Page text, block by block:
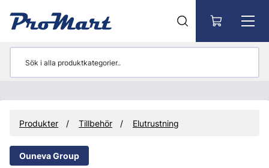
Produkter Tillbehör Elutrustning
Ouneva Group